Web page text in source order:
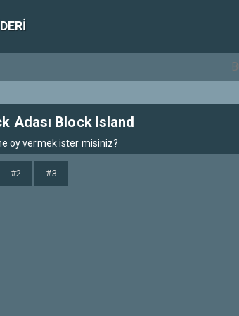
Adası Block Island
oy vermek ister misiniz?
#2 #3